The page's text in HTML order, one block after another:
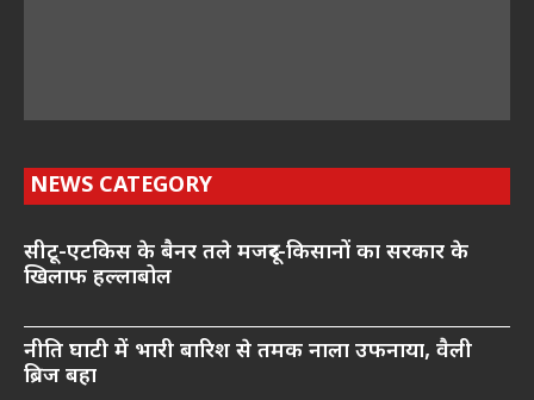
NEWS CATEGORY
सीटू-एटकिस के बैनर तले मजदूर-किसानों का सरकार के
खिलाफ हल्लाबोल
नीति घाटी में भारी बारिश से तमक नाला उफनाया, वैली
ब्रिज बहा